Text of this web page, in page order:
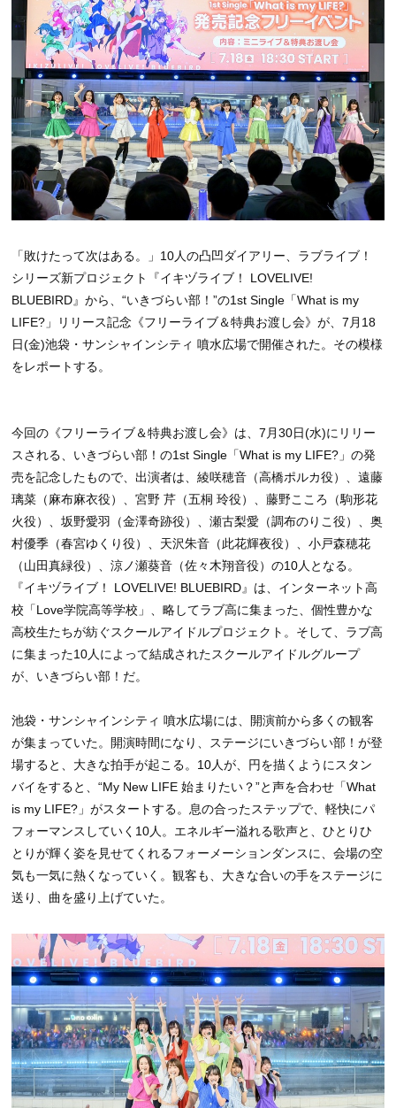
「敗けたって次はある。」10人の凸凹ダイアリー、ラブライブ！
シリーズ新プロジェクト『イキヅライブ！ LOVELIVE!
BLUEBIRD』から、“いきづらい部！”の1st Single「What is my
LIFE?」リリース記念《フリーライブ＆特典お渡し会》が、7月18
日(金)池袋・サンシャインシティ 噴水広場で開催された。その模様
をレポートする。
今回の《フリーライブ＆特典お渡し会》は、7月30日(水)にリリー
スされる、いきづらい部！の1st Single「What is my LIFE?」の発
売を記念したもので、出演者は、綾咲穂音（高橋ポルカ役）、遠藤
璃菜（麻布麻衣役）、宮野 芹（五桐 玲役）、藤野こころ（駒形花
火役）、坂野愛羽（金澤奇跡役）、瀬古梨愛（調布のりこ役）、奥
村優季（春宮ゆくり役）、天沢朱音（此花輝夜役）、小戸森穂花
（山田真緑役）、涼ノ瀬葵音（佐々木翔音役）の10人となる。
『イキヅライブ！ LOVELIVE! BLUEBIRD』は、インターネット高
校「Love学院高等学校」、略してラブ高に集まった、個性豊かな
高校生たちが紡ぐスクールアイドルプロジェクト。そして、ラブ高
に集まった10人によって結成されたスクールアイドルグループ
が、いきづらい部！だ。
池袋・サンシャインシティ 噴水広場には、開演前から多くの観客
が集まっていた。開演時間になり、ステージにいきづらい部！が登
場すると、大きな拍手が起こる。10人が、円を描くようにスタン
バイをすると、“My New LIFE 始まりたい？”と声を合わせ「What
is my LIFE?」がスタートする。息の合ったステップで、軽快にパ
フォーマンスしていく10人。エネルギー溢れる歌声と、ひとりひ
とりが輝く姿を見せてくれるフォーメーションダンスに、会場の空
気も一気に熱くなっていく。観客も、大きな合いの手をステージに
送り、曲を盛り上げていた。